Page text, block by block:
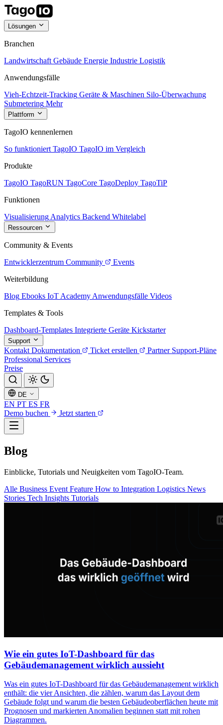
Lösungen
Branchen
Landwirtschaft Gebäude Energie Industrie Logistik
Anwendungsfälle
Vieh-Echtzeit-Tracking Geräte & Maschinen Silo-Überwachung
Submetering Mehr
Plattform
TagoIO kennenlernen
So funktioniert TagoIO TagoIO im Vergleich
Produkte
TagoIO TagoRUN TagoCore TagoDeploy TagoTiP
Funktionen
Visualisierung Analytics Backend Whitelabel
Ressourcen
Community & Events
Entwicklerzentrum Community
Events
Weiterbildung
Blog Ebooks IoT Academy Anwendungsfälle Videos
Templates & Tools
Dashboard-Templates Integrierte Geräte Kickstarter
Support
Kontakt Dokumentation Ticket erstellen Partner Support-Pläne
Professional Services
Preise
DE
EN PT ES FR
Demo buchen
Jetzt starten
Blog
Einblicke, Tutorials und Neuigkeiten vom TagoIO-Team.
Alle Business Event Feature How to Integration Logistics News
Stories Tech Insights Tutorials
Wie ein gutes IoT-Dashboard für das
Gebäudemanagement wirklich aussieht
Was ein gutes IoT-Dashboard für das Gebäudemanagement wirklich
enthält: die vier Ansichten, die zählen, warum das Layout dem
Gebäude folgt und warum die besten Gebäudeoberflächen heute mit
Prognosen und markierten Anomalien beginnen statt mit rohen
Diagrammen.